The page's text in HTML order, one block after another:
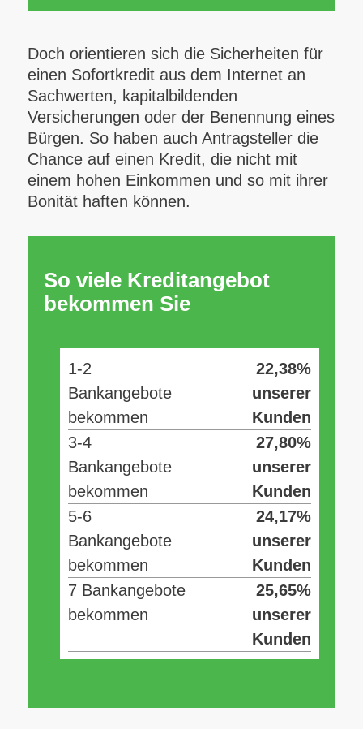
Doch orientieren sich die Sicherheiten für
einen Sofortkredit aus dem Internet an
Sachwerten, kapitalbildenden
Versicherungen oder der Benennung eines
Bürgen. So haben auch Antragsteller die
Chance auf einen Kredit, die nicht mit
einem hohen Einkommen und so mit ihrer
Bonität haften können.
So viele Kreditangebot
bekommen Sie
1-2
Bankangebote
bekommen
22,38%
unserer
Kunden
3-4
Bankangebote
bekommen
27,80%
unserer
Kunden
5-6
Bankangebote
bekommen
24,17%
unserer
Kunden
7 Bankangebote
bekommen
25,65%
unserer
Kunden